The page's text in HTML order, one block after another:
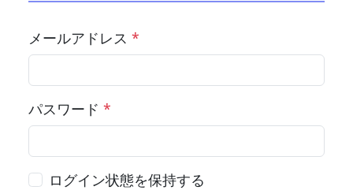
メールアドレス *
パスワード *
ログイン状態を保持する